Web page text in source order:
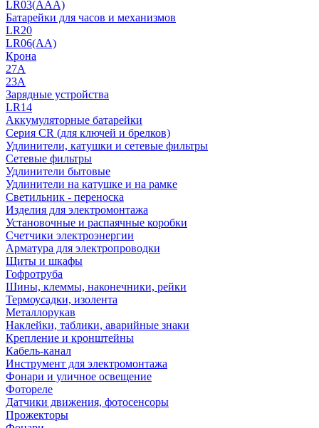
LR03(AAA)
Батарейки для часов и механизмов
LR20
LR06(AA)
Крона
27A
23A
Зарядные устройства
LR14
Аккумуляторные батарейки
Серия CR (для ключей и брелков)
Удлинители, катушки и сетевые фильтры
Сетевые фильтры
Удлинители бытовые
Удлинители на катушке и на рамке
Светильник - переноска
Изделия для электромонтажа
Установочные и распаячные коробки
Счетчики электроэнергии
Арматура для электропроводки
Щиты и шкафы
Гофротруба
Шины, клеммы, наконечники, рейки
Термоусадки, изолента
Металлорукав
Наклейки, таблики, аварийные знаки
Крепление и кронштейны
Кабель-канал
Инструмент для электромонтажа
Фонари и уличное освещение
Фотореле
Датчики движения, фотосенсоры
Прожекторы